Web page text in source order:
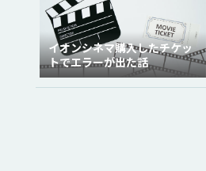
イオンシネマ購入したチケッ
トでエラーが出た話